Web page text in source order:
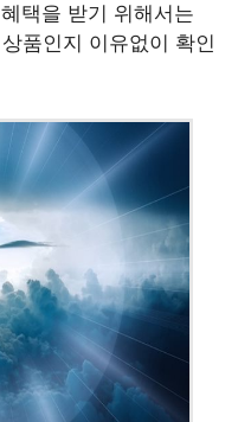
택을 받기 위해서는
품인지 이유없이 확인